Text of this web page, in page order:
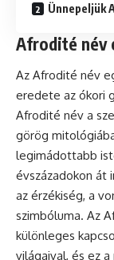
Ünnepeljük
Afrodité név
Az Afrodité név
eredete az ókori
Afrodité név a
görög
legimádottabb
évszázadokon át
az érzékiség, a
szimbóluma. Az
különleges
világaival, és ez